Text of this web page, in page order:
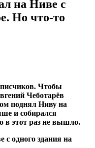
на Ниве с
Но что-то
Чтобы
Чеботарёв
поднял Ниву на
и собирался
в этот раз не вышло.